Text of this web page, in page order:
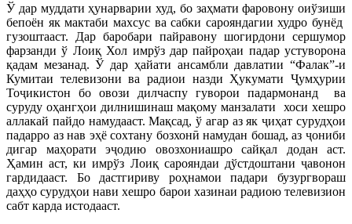
Ў дар муддати ҳунарварии худ, бо заҳмати фаровону оиўзиши
бепоён як мактаби махсус ва сабки сарояндагии худро бунёд
гузоштааст. Дар баробари пайравону шогирдони сершумор
фарзанди ў Лоиқ Хол имрўз дар пайроҳаи падар устуворона
қадам мезанад. Ў дар ҳайати ансамбли давлатии “Фалак”-и
Кумитаи телевизони ва радиои назди Ҳукумати Ҷумҳурии
Тоҷикистон бо овози дилчаспу гуворои падармонанд ва
суруду оҳангҳои дилнишинаш мақому манзалати хоси хешро
аллакай пайдо намудааст. Мақсад, ў агар аз як ҷиҳат сурудҳои
падарро аз нав эҳё сохтану бозхонӣ намудан бошад, аз ҷониби
дигар маҳорати эҷодию овозхониашро сайқал додан аст.
Ҳамин аст, ки имрўз Лоиқ сарояндаи дўстдоштани ҷавонон
гардидааст. Бо дастгириву роҳнамои падари бузургвораш
даҳҳо сурудҳои нави хешро барои хазинаи радиою телевизион
сабт карда истодааст.